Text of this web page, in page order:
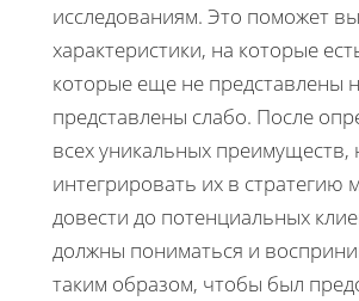
исследованиям. Это поможет
характеристики, на которые
которые еще не представлены
представлены слабо. После
всех уникальных преимуществ,
интегрировать их в стратегию
довести до потенциальных
должны пониматься и
таким образом, чтобы был